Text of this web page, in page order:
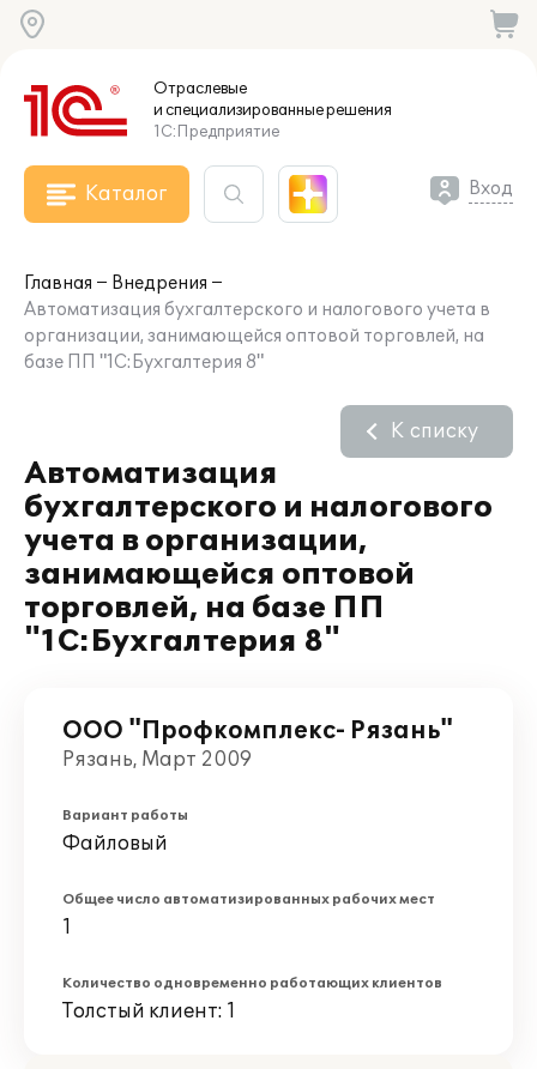
Отраслевые
и специализированныерешения
1С:Предприятие
Каталог Вход
Главная
Внедрения
Автоматизация бухгалтерского и налогового учета в
организации, занимающейся оптовой торговлей, на
базе ПП "1С:Бухгалтерия 8"
Автоматизация
бухгалтерского и налогового
учета в организации,
занимающейся оптовой
торговлей, на базе ПП
"1С:Бухгалтерия 8"
К списку
ООО "Профкомплекс- Рязань"
Рязань, Март 2009
Вариант работы
Файловый
Общее число автоматизированных рабочих мест
1
Количество одновременно работающих клиентов
Толстый клиент: 1